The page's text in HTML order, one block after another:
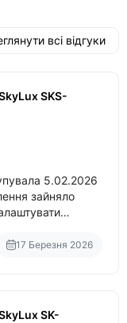
всі відгуки
SKS-
5.02.2026
17 Березня 2026
SK-